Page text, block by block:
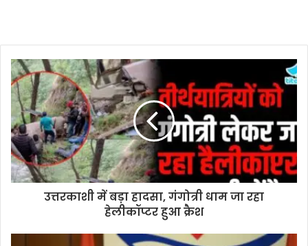
उत्तरकाशी में बड़ा हादसा, गंगोत्री धाम जा रहा
हेलीकॉप्टर हुआ क्रैश